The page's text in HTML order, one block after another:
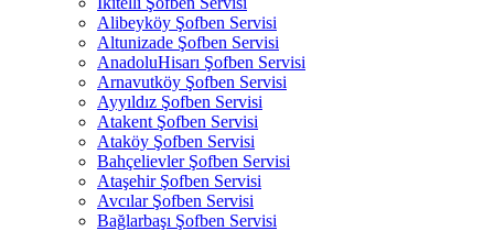
Alibeyköy Şofben Servisi
Altunizade Şofben Servisi
AnadoluHisarı Şofben Servisi
Arnavutköy Şofben Servisi
Ayyıldız Şofben Servisi
Atakent Şofben Servisi
Ataköy Şofben Servisi
Bahçelievler Şofben Servisi
Ataşehir Şofben Servisi
Avcılar Şofben Servisi
Bağlarbaşı Şofben Servisi